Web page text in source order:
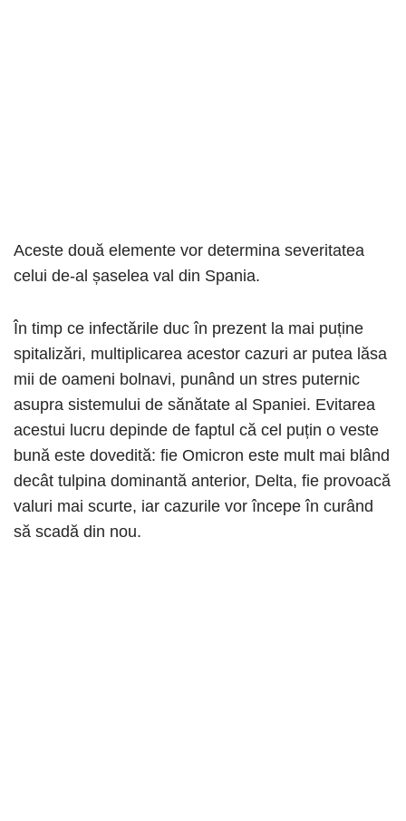
Aceste două elemente vor determina severitatea
celui de-al șaselea val din Spania.
În timp ce infectările duc în prezent la mai puține
spitalizări, multiplicarea acestor cazuri ar putea lăsa
mii de oameni bolnavi, punând un stres puternic
asupra sistemului de sănătate al Spaniei. Evitarea
acestui lucru depinde de faptul că cel puțin o veste
bună este dovedită: fie Omicron este mult mai blând
decât tulpina dominantă anterior, Delta, fie provoacă
valuri mai scurte, iar cazurile vor începe în curând
să scadă din nou.